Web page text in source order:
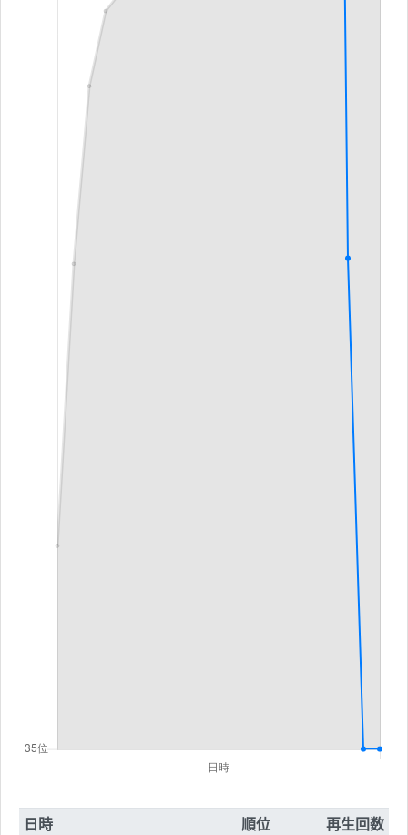
日時 順位
再生回数